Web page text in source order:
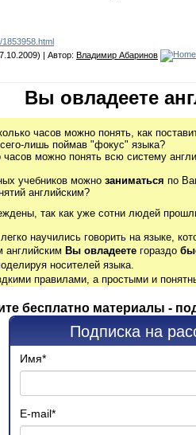
| Автор: Владимир Абаринов
Вы овладеете
часов можно понять, как
лишь поймав "фокус" языка?
часов можно понять всю систему
учебников можно заниматься по
английским?
так как уже сотни людей
научились говорить на языке,
английским Вы овладеете гораздо
носителей языка.
правилами, а простыми и
бесплатно материалы -
Подписка на
Имя*
E-mail*